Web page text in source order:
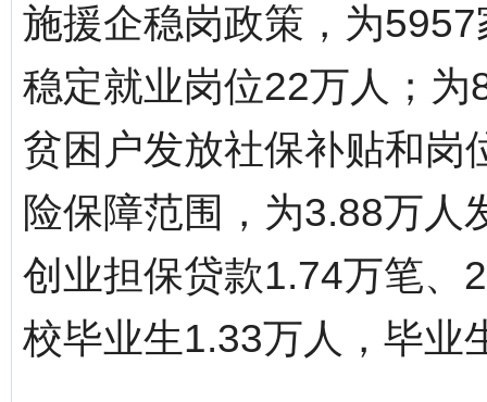
施援企稳岗政策，为
稳定就业岗位22万人；
贫困户发放社保补贴和岗
险保障范围，为3.88万人
创业担保贷款1.74万笔、
校毕业生1.33万人，毕业